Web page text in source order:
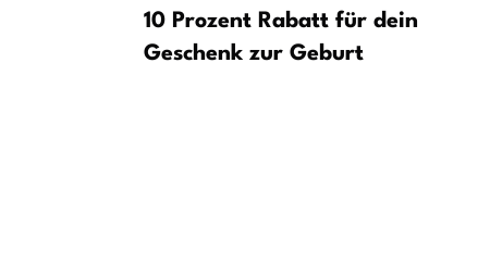
10 Prozent Rabatt für dein
Geschenk zur Geburt